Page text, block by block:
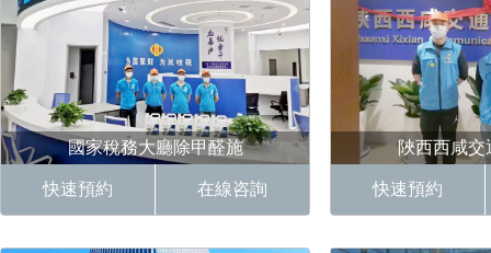
快速預約 在線咨詢
國家稅務大廳除甲醛施
案例：施工簡介： :國家稅務大廳
快速預約
陜西西咸交
案例：施工簡介